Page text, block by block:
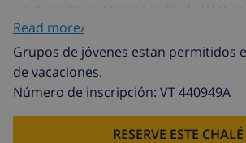
completo en suite (bañera). El hall de
aseo de cortesía. La cocina
mesa donde podemos desayunar. Por
disponemos de un amplio y luminoso
con sofás de cuero. EXTERIOR: La
forma de riñón está situada en una
Read more›
Grupos de jóvenes estan permitidos
de vacaciones.
Número de inscripción: VT 440949A
RESERVE ESTE CHALÉ